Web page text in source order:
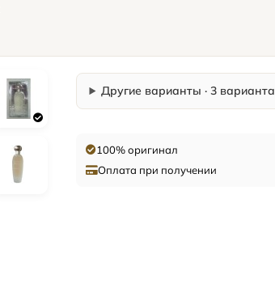
Другие варианты · 3 варианта
100% оригинал
Оплата при получении